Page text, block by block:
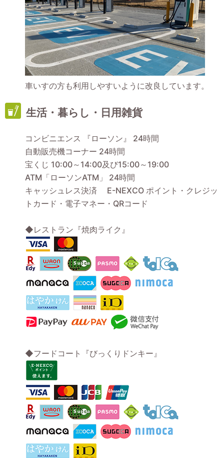
車いすの方も利用しやすいように改良しています。
生活・暮らし・日用雑貨
コンビニエンス 『ローソン』 24時間
自動販売機コーナー 24時間
宝くじ 10:00～14:00及び15:00～19:00
ATM「ローソンATM」 24時間
キャッシュレス決済 E-NEXCO ポイント・クレジッ
トカード・電子マネー・QRコード
◆レストラン『焼肉ライク』
◆フードコート『びっくりドンキー』